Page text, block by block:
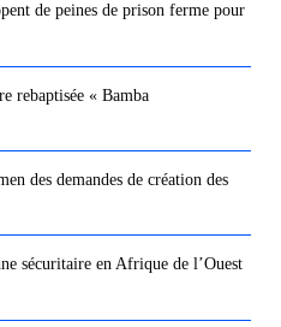
de peines de prison ferme pour
rebaptisée « Bamba
des demandes de création des
sécuritaire en Afrique de l’Ouest